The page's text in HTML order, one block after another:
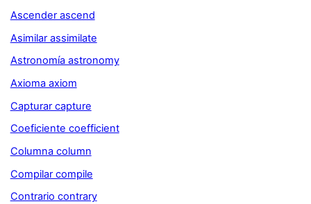
Ascender ascend
Asimilar assimilate
Astronomía astronomy
Axioma axiom
Capturar capture
Coeficiente coefficient
Columna column
Compilar compile
Contrario contrary